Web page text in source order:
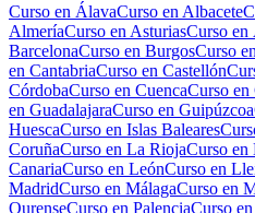
Curso en ÁlavaCurso en Albacete
AlmeríaCurso en AsturiasCurso en
BarcelonaCurso en BurgosCurso en
en CantabriaCurso en Castellón
CórdobaCurso en CuencaCurso en
en GuadalajaraCurso en Guipúzcoa
HuescaCurso en Islas Baleares
CoruñaCurso en La RiojaCurso en
CanariaCurso en LeónCurso en
MadridCurso en MálagaCurso en
OurenseCurso en PalenciaCurso en